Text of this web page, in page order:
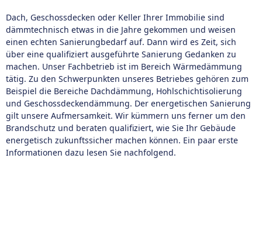
Dach, Geschossdecken oder Keller Ihrer Immobilie sind
dämmtechnisch etwas in die Jahre gekommen und weisen
einen echten Sanierungbedarf auf. Dann wird es Zeit, sich
über eine qualifiziert ausgeführte Sanierung Gedanken zu
machen. Unser Fachbetrieb ist im Bereich Wärmedämmung
tätig. Zu den Schwerpunkten unseres Betriebes gehören zum
Beispiel die Bereiche Dachdämmung, Hohlschichtisolierung
und Geschossdeckendämmung. Der energetischen Sanierung
gilt unsere Aufmersamkeit. Wir kümmern uns ferner um den
Brandschutz und beraten qualifiziert, wie Sie Ihr Gebäude
energetisch zukunftssicher machen können. Ein paar erste
Informationen dazu lesen Sie nachfolgend.